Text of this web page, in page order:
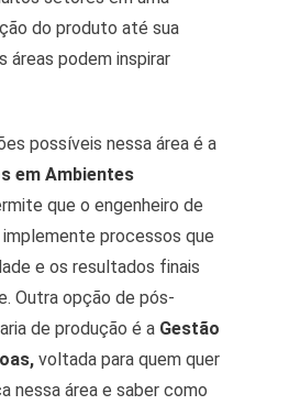
do produto até sua
áreas podem inspirar
possíveis nessa área é a
em Ambientes
que o engenheiro de
processos que
e os resultados finais
Outra opção de pós-
de produção é a Gestão
voltada para quem quer
nessa área e saber como